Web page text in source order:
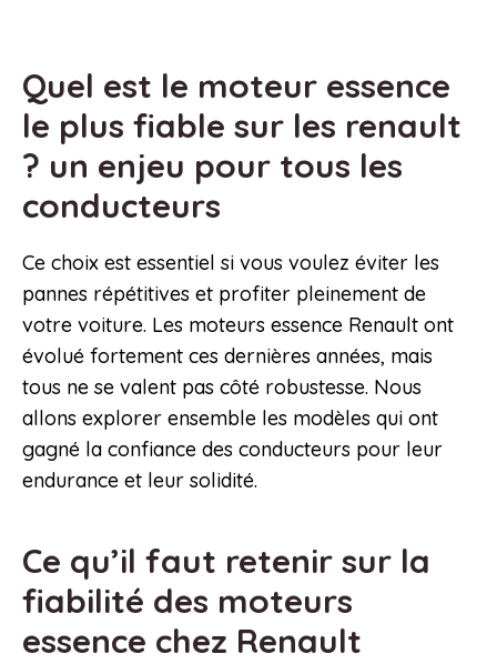
Quel est le moteur essence
le plus fiable sur les renault
? un enjeu pour tous les
conducteurs
Ce choix est essentiel si vous voulez éviter les
pannes répétitives et profiter pleinement de
votre voiture. Les moteurs essence Renault ont
évolué fortement ces dernières années, mais
tous ne se valent pas côté robustesse. Nous
allons explorer ensemble les modèles qui ont
gagné la confiance des conducteurs pour leur
endurance et leur solidité.
Ce qu’il faut retenir sur la
fiabilité des moteurs
essence chez Renault